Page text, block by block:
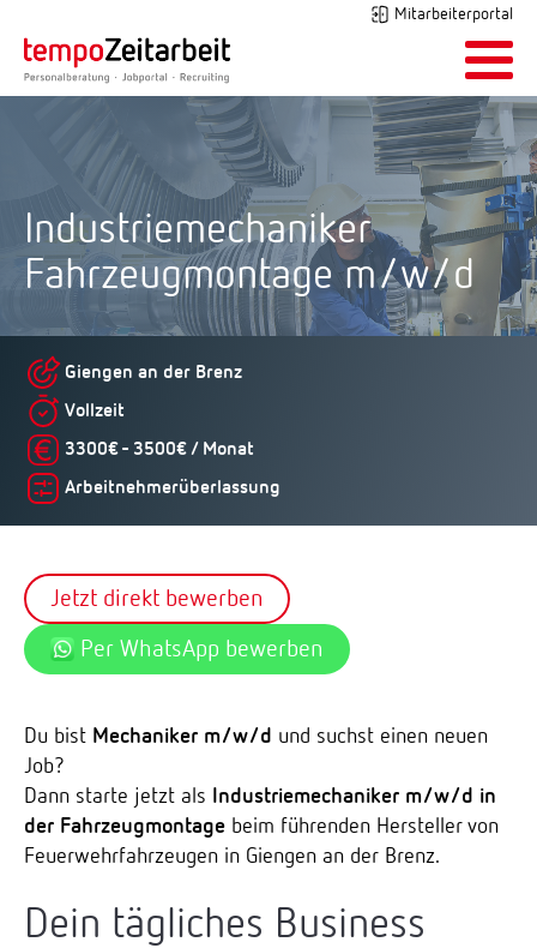
Mitarbeiterportal
Industriemechaniker
Fahrzeugmontage m/w/d
Giengen an der Brenz
Vollzeit
3300€ - 3500€ / Monat
Arbeitnehmerüberlassung
Jetzt direkt bewerben
Per WhatsApp bewerben
Du bist Mechaniker m/w/d und suchst einen neuen
Job?
Dann starte jetzt als Industriemechaniker m/w/d in
der Fahrzeugmontage beim führenden Hersteller von
Feuerwehrfahrzeugen in Giengen an der Brenz.
Dein tägliches Business